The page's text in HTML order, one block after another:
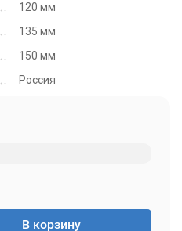
120 мм
135 мм
150 мм
Россия
В корзину